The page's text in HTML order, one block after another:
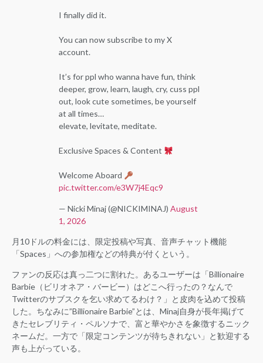
I finally did it.
You can now subscribe to my X
account.
It’s for ppl who wanna have fun, think
deeper, grow, learn, laugh, cry, cuss ppl
out, look cute sometimes, be yourself
at all times…
elevate, levitate, meditate.
Exclusive Spaces & Content
Welcome Aboard
pic.twitter.com/e3W7j4Eqc9
— Nicki Minaj (@NICKIMINAJ) August
1, 2026
月10ドルの料金には、限定投稿や写真、音声チャット機能
「Spaces」への参加権などの特典が付くという。
ファンの反応は真っ二つに割れた。あるユーザーは「Billionaire
Barbie（ビリオネア・バービー）はどこへ行ったの？なんで
Twitterのサブスクを乞い求めてるわけ？」と皮肉を込めて投稿
した。ちなみに”Billionaire Barbie”とは、Minaj自身が長年掲げて
きたセレブリティ・ペルソナで、富と華やかさを象徴するニック
ネームだ。一方で「限定コンテンツが待ちきれない」と歓迎する
声も上がっている。